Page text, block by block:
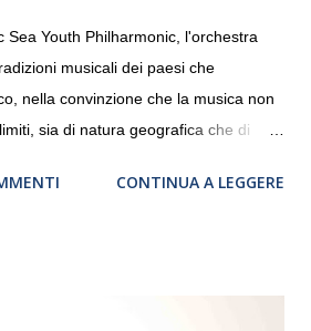
Sea Youth Philharmonic, l'orchestra
musicali dei paesi che
nella convinzione che la musica non
sia di natura geografica che di
a Heiden, in Germania, e toccherà, in
CONTINUA A LEGGERE